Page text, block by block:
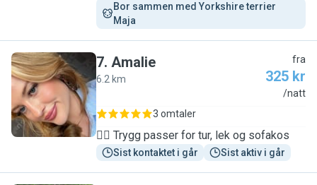
Bor sammen med Yorkshire terrier
Maja
A
7. Amalie
6.2 km
fra
325 kr
/natt
3 omtaler
🐕‍🦺 Trygg passer for tur, lek og sofakos
Sist kontaktet i går Sist aktiv i går